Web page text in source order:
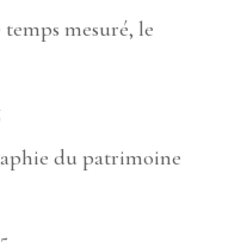
mesuré, le
du patrimoine